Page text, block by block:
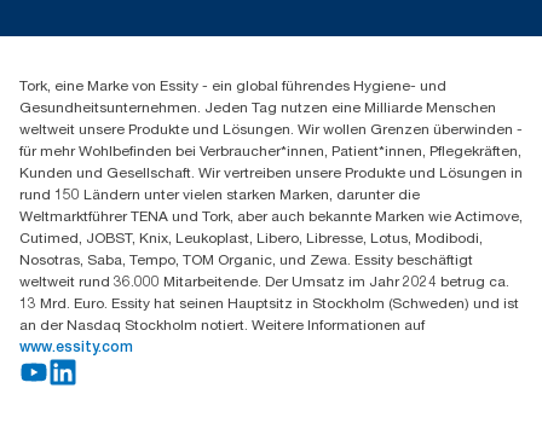
Spenderreklamation
+43 (0) 8 10-22 00 84
Essity Austria Vertriebs GmbH
Am Europlatz 2
1120 Wien
Mo-Do 8:00-16:30 | Fr 8:00-15:00
GLN: 9011111000026
Tork, eine Marke von Essity - ein global führendes Hygiene- und
Gesundheitsunternehmen. Jeden Tag nutzen eine Milliarde Menschen
weltweit unsere Produkte und Lösungen. Wir wollen Grenzen überwinden -
für mehr Wohlbefinden bei Verbraucher*innen, Patient*innen, Pflegekräften,
Kunden und Gesellschaft. Wir vertreiben unsere Produkte und Lösungen in
rund 150 Ländern unter vielen starken Marken, darunter die
Weltmarktführer TENA und Tork, aber auch bekannte Marken wie Actimove,
Cutimed, JOBST, Knix, Leukoplast, Libero, Libresse, Lotus, Modibodi,
Nosotras, Saba, Tempo, TOM Organic, und Zewa. Essity beschäftigt
weltweit rund 36.000 Mitarbeitende. Der Umsatz im Jahr 2024 betrug ca.
13 Mrd. Euro. Essity hat seinen Hauptsitz in Stockholm (Schweden) und ist
an der Nasdaq Stockholm notiert. Weitere Informationen auf
www.essity.com